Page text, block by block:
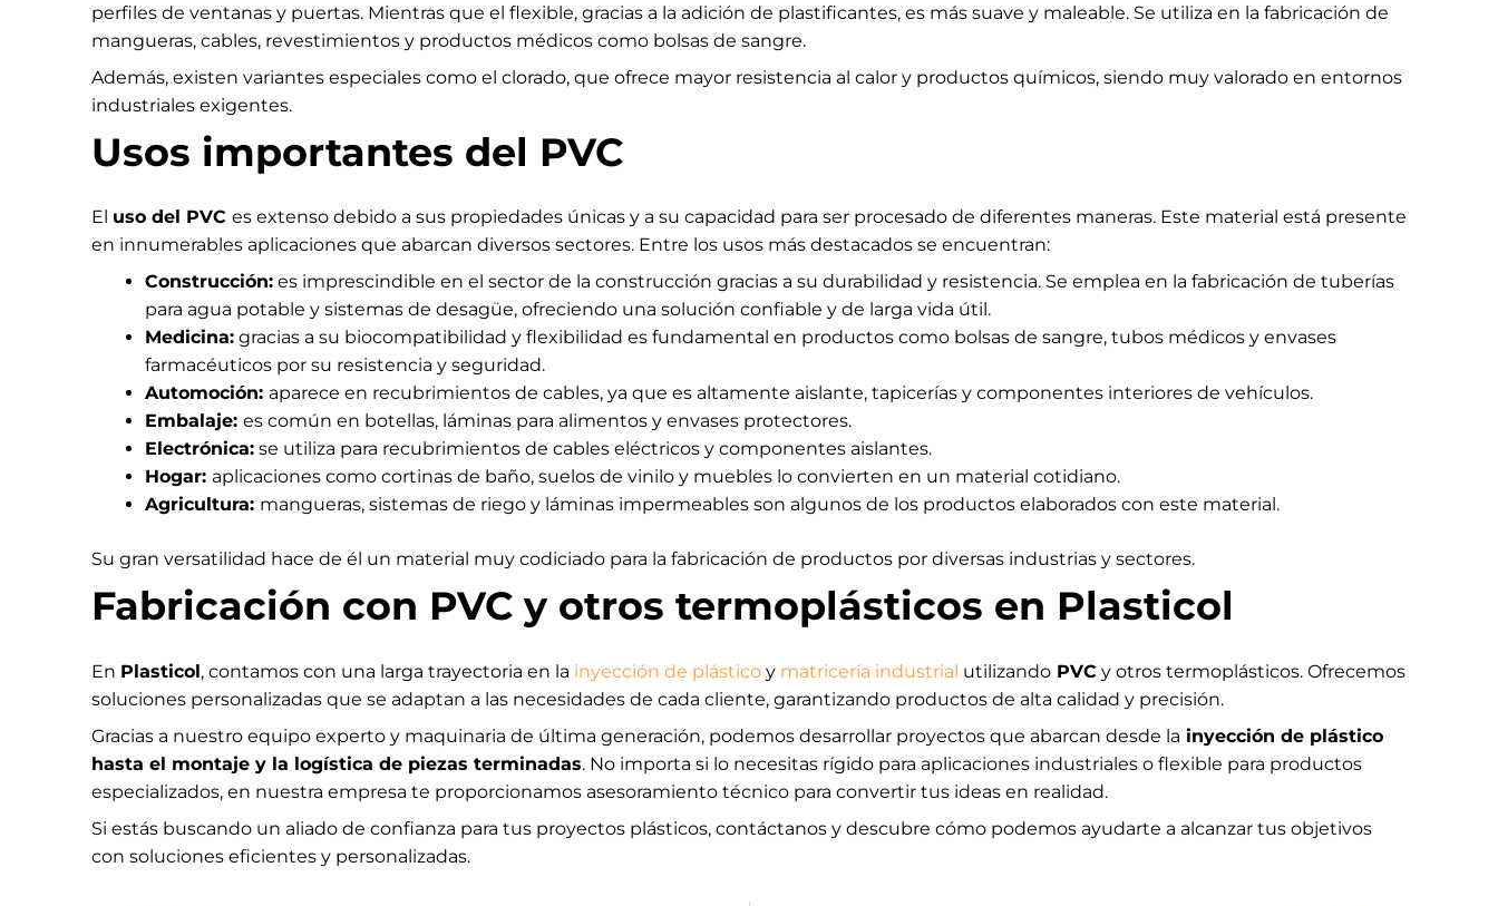
perfiles de ventanas y puertas. Mientras que el flexible, gracias a la adición de plastificantes, es más suave y maleable. Se utiliza en la fabricación de
mangueras, cables, revestimientos y productos médicos como bolsas de sangre.
Además, existen variantes especiales como el clorado, que ofrece mayor resistencia al calor y productos químicos, siendo muy valorado en entornos
industriales exigentes.
Usos importantes del PVC
El uso del PVC es extenso debido a sus propiedades únicas y a su capacidad para ser procesado de diferentes maneras. Este material está presente
en innumerables aplicaciones que abarcan diversos sectores. Entre los usos más destacados se encuentran:
Construcción: es imprescindible en el sector de la construcción gracias a su durabilidad y resistencia. Se emplea en la fabricación de tuberías
para agua potable y sistemas de desagüe, ofreciendo una solución confiable y de larga vida útil.
Medicina: gracias a su biocompatibilidad y flexibilidad es fundamental en productos como bolsas de sangre, tubos médicos y envases
farmacéuticos por su resistencia y seguridad.
Automoción: aparece en recubrimientos de cables, ya que es altamente aislante, tapicerías y componentes interiores de vehículos.
Embalaje: es común en botellas, láminas para alimentos y envases protectores.
Electrónica: se utiliza para recubrimientos de cables eléctricos y componentes aislantes.
Hogar: aplicaciones como cortinas de baño, suelos de vinilo y muebles lo convierten en un material cotidiano.
Agricultura: mangueras, sistemas de riego y láminas impermeables son algunos de los productos elaborados con este material.
Su gran versatilidad hace de él un material muy codiciado para la fabricación de productos por diversas industrias y sectores.
Fabricación con PVC y otros termoplásticos en Plasticol
En Plasticol, contamos con una larga trayectoria en la inyección de plástico y matricería industrial utilizando PVC y otros termoplásticos. Ofrecemos
soluciones personalizadas que se adaptan a las necesidades de cada cliente, garantizando productos de alta calidad y precisión.
Gracias a nuestro equipo experto y maquinaria de última generación, podemos desarrollar proyectos que abarcan desde la inyección de plástico
hasta el montaje y la logística de piezas terminadas. No importa si lo necesitas rígido para aplicaciones industriales o flexible para productos
especializados, en nuestra empresa te proporcionamos asesoramiento técnico para convertir tus ideas en realidad.
Si estás buscando un aliado de confianza para tus proyectos plásticos, contáctanos y descubre cómo podemos ayudarte a alcanzar tus objetivos
con soluciones eficientes y personalizadas.